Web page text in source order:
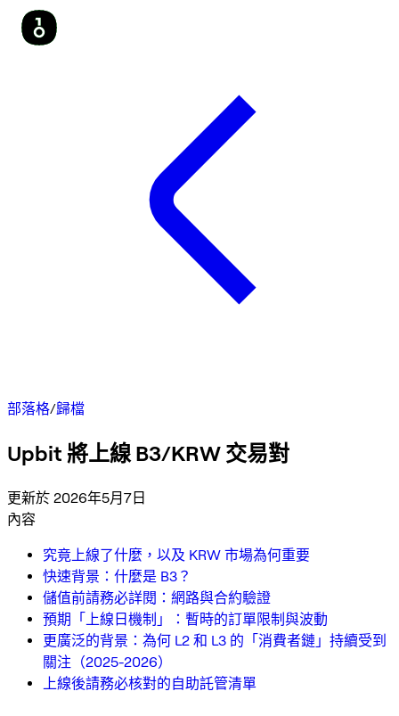
部落格/歸檔
Upbit 將上線 B3/KRW 交易對
更新於 2026年5月7日
內容
究竟上線了什麼，以及 KRW 市場為何重要
快速背景：什麼是 B3？
儲值前請務必詳閱：網路與合約驗證
預期「上線日機制」：暫時的訂單限制與波動
更廣泛的背景：為何 L2 和 L3 的「消費者鏈」持續受到
關注（2025-2026）
上線後請務必核對的自助託管清單